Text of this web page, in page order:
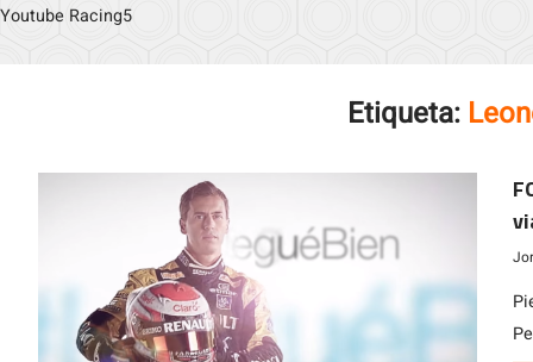
Youtube Racing5
Etiqueta: